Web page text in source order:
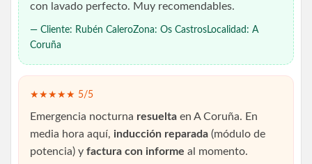
con lavado perfecto. Muy recomendables.
— Cliente: Rubén CaleroZona: Os CastrosLocalidad: A
Coruña
★★★★★ 5/5
Emergencia nocturna resuelta en A Coruña. En
media hora aquí, inducción reparada (módulo de
potencia) y factura con informe al momento.